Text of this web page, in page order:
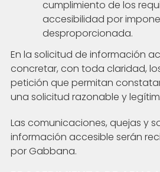
cumplimiento de los
accesibilidad por
desproporcionada.
En la solicitud de información
concretar, con toda claridad,
petición que permitan
una solicitud razonable y
Las comunicaciones, quejas y
información accesible serán
por Gabbana.